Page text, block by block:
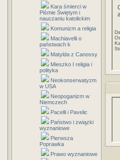
Kara śmierci w
Piśmie Świętym i
nauczaniu katolickim
Komunizm a religia
Machiavelli o
państwach k
Matylda z Canossy
Mieszko I religia i
polityka
Neokonserwatyzm
w USA
Neopoganizm w
Niemczech
Pacelli i Pavelic
Państwo i związki
wyznaniowe
Pierwsza
Poprawka
Prawo wyznaniowe